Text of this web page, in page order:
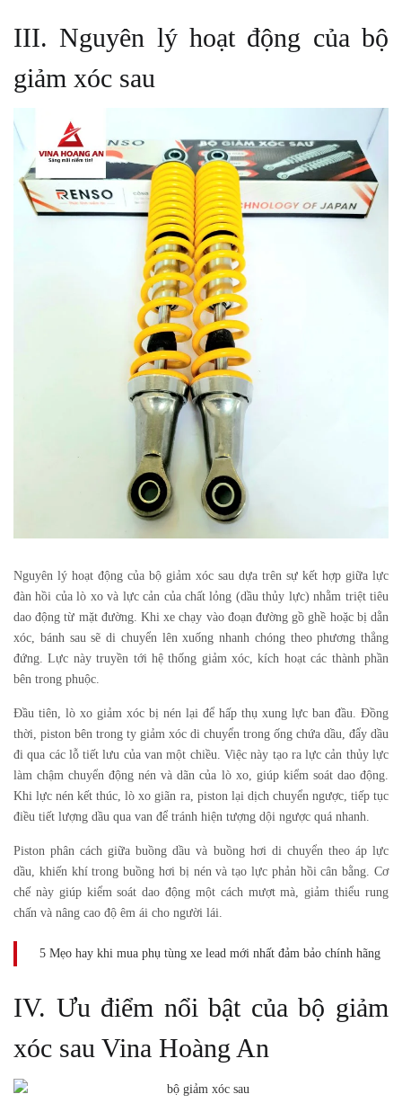
III. Nguyên lý hoạt động của bộ
giảm xóc sau
Nguyên lý hoạt động của bộ giảm xóc sau dựa trên sự kết hợp giữa lực
đàn hồi của lò xo và lực cản của chất lỏng (dầu thủy lực) nhằm triệt tiêu
dao động từ mặt đường. Khi xe chạy vào đoạn đường gồ ghề hoặc bị dằn
xóc, bánh sau sẽ di chuyển lên xuống nhanh chóng theo phương thẳng
đứng. Lực này truyền tới hệ thống giảm xóc, kích hoạt các thành phần
bên trong phuộc.
Đầu tiên, lò xo giảm xóc bị nén lại để hấp thụ xung lực ban đầu. Đồng
thời, piston bên trong ty giảm xóc di chuyển trong ống chứa dầu, đẩy dầu
đi qua các lỗ tiết lưu của van một chiều. Việc này tạo ra lực cản thủy lực
làm chậm chuyển động nén và dãn của lò xo, giúp kiểm soát dao động.
Khi lực nén kết thúc, lò xo giãn ra, piston lại dịch chuyển ngược, tiếp tục
điều tiết lượng dầu qua van để tránh hiện tượng dội ngược quá nhanh.
Piston phân cách giữa buồng dầu và buồng hơi di chuyển theo áp lực
dầu, khiến khí trong buồng hơi bị nén và tạo lực phản hồi cân bằng. Cơ
chế này giúp kiểm soát dao động một cách mượt mà, giảm thiểu rung
chấn và nâng cao độ êm ái cho người lái.
5 Mẹo hay khi mua phụ tùng xe lead mới nhất đảm bảo chính hãng
IV. Ưu điểm nổi bật của bộ giảm
xóc sau Vina Hoàng An